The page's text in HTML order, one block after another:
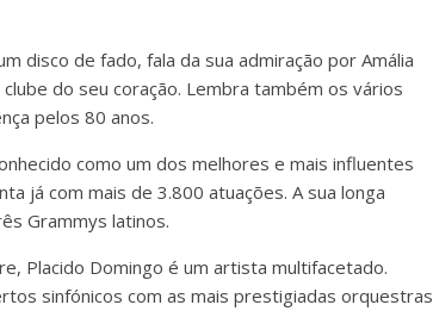
disco de fado, fala da sua admiração por Amália
do seu coração. Lembra também os vários
pelos 80 anos.
como um dos melhores e mais influentes
já com mais de 3.800 atuações. A sua longa
Grammys latinos.
Placido Domingo é um artista multifacetado.
sinfónicos com as mais prestigiadas orquestras